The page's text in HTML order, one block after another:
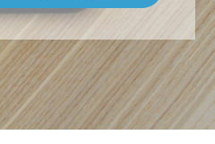
ープアクセス
所エアコン工事
ン取付 台数口
実績
概要